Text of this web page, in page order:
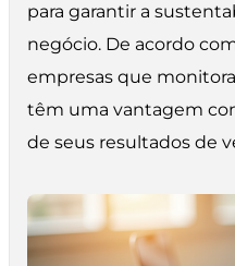
para garantir a
negócio. De acordo
empresas que
têm uma vantagem
de seus resultados de